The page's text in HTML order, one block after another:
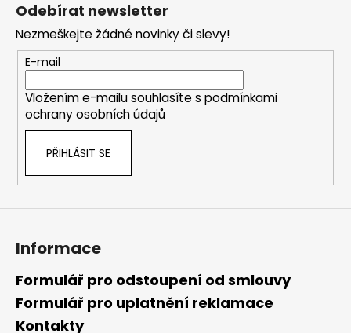
Odebírat newsletter
Nezmeškejte žádné novinky či slevy!
E-mail
Vložením e-mailu souhlasíte s podmínkami
ochrany osobních údajů
PŘIHLÁSIT SE
Informace
Formulář pro odstoupení od smlouvy
Formulář pro uplatnění reklamace
Kontakty